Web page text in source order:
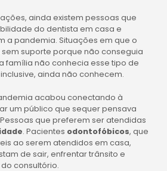
ainda existem pessoas que
do dentista em casa e
a pandemia. Situações em que o
suporte porque não conseguia
família não conhecia esse tipo de
ainda não conhecem.
acabou conectando à
um público que sequer pensava
que preferem ser atendidas
. Pacientes odontofóbicos, que
ao serem atendidos em casa,
de sair, enfrentar trânsito e
consultório.